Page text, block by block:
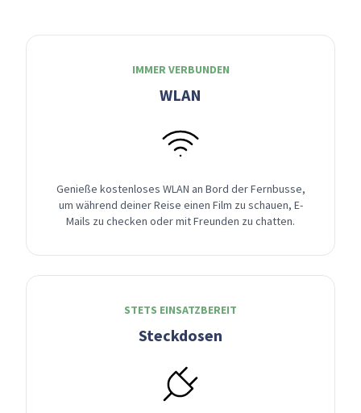
IMMER VERBUNDEN
WLAN
Genieße kostenloses WLAN an Bord der Fernbusse,
um während deiner Reise einen Film zu schauen, E-
Mails zu checken oder mit Freunden zu chatten.
STETS EINSATZBEREIT
Steckdosen